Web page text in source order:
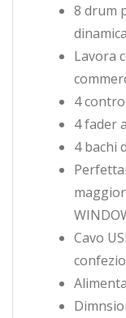
8 drum
dinamica
Lavora
4
4 fader
4 bachi
Cavo